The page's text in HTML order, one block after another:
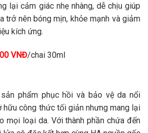
lại cảm giác nhẹ nhàng, dễ chịu giúp
trở nên bóng mịn, khỏe mạnh và giảm
kích ứng.
VNĐ/chai 30ml
phẩm phục hồi và bảo vệ da nổi
hữu công thức tối giản nhưng mang lại
mọi loại da. Với thành phần chứa đến